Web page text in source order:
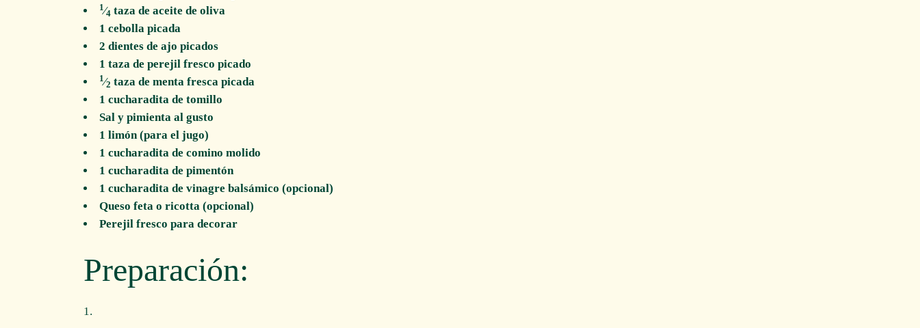
1⁄4 taza de aceite de oliva
1 cebolla picada
2 dientes de ajo picados
1 taza de perejil fresco picado
1⁄2 taza de menta fresca picada
1 cucharadita de tomillo
Sal y pimienta al gusto
1 limón (para el jugo)
1 cucharadita de comino molido
1 cucharadita de pimentón
1 cucharadita de vinagre balsámico (opcional)
Queso feta o ricotta (opcional)
Perejil fresco para decorar
Preparación: